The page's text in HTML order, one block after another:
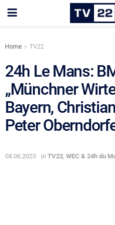
Home TV22
24h Le Mans:
„Münchner
Bayern,
Peter
08.06.2023 in TV22, WEC & 24h du